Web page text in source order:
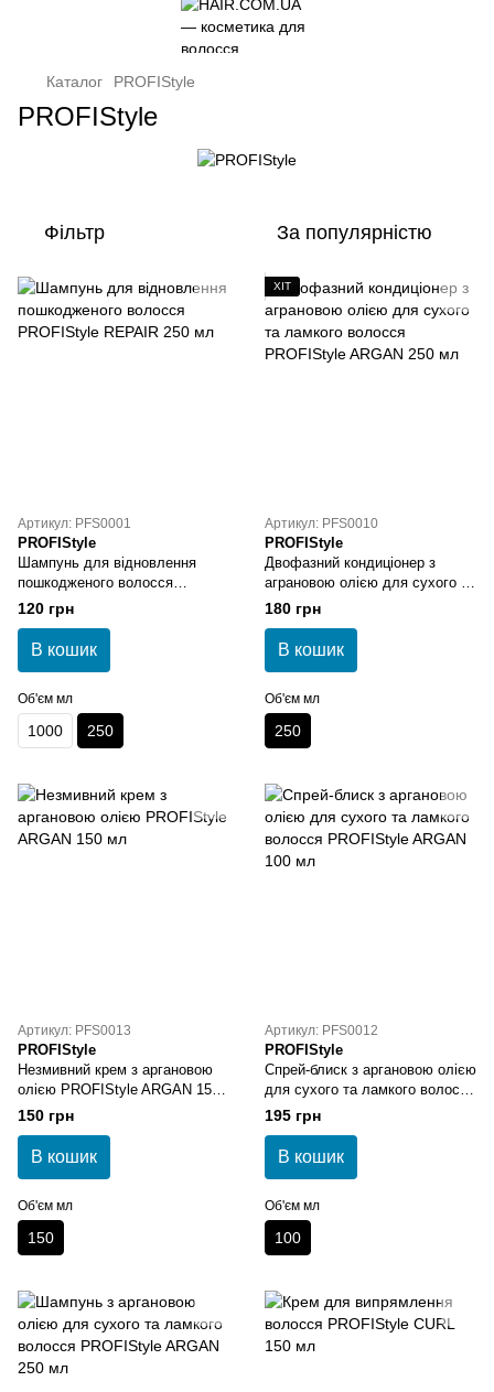
Каталог PROFIStyle
PROFIStyle
Фільтр За популярністю
Артикул: PFS0001
PROFIStyle
Шампунь для відновлення
пошкодженого волосся
PROFIStyle REPAIR 250 мл
120 грн
В кошик
Об'єм мл
1000 250
ХІТ
Артикул: PFS0010
PROFIStyle
Двофазний кондиціонер з
аграновою олією для сухого та
ламкого волосся PROFIStyle
ARGAN 250 мл
180 грн
В кошик
Об'єм мл
250
Артикул: PFS0013
PROFIStyle
Незмивний крем з аргановою
олією PROFIStyle ARGAN 150
мл
150 грн
В кошик
Об'єм мл
150
Артикул: PFS0012
PROFIStyle
Спрей-блиск з аргановою олією
для сухого та ламкого волосся
PROFIStyle ARGAN 100 мл
195 грн
В кошик
Об'єм мл
100